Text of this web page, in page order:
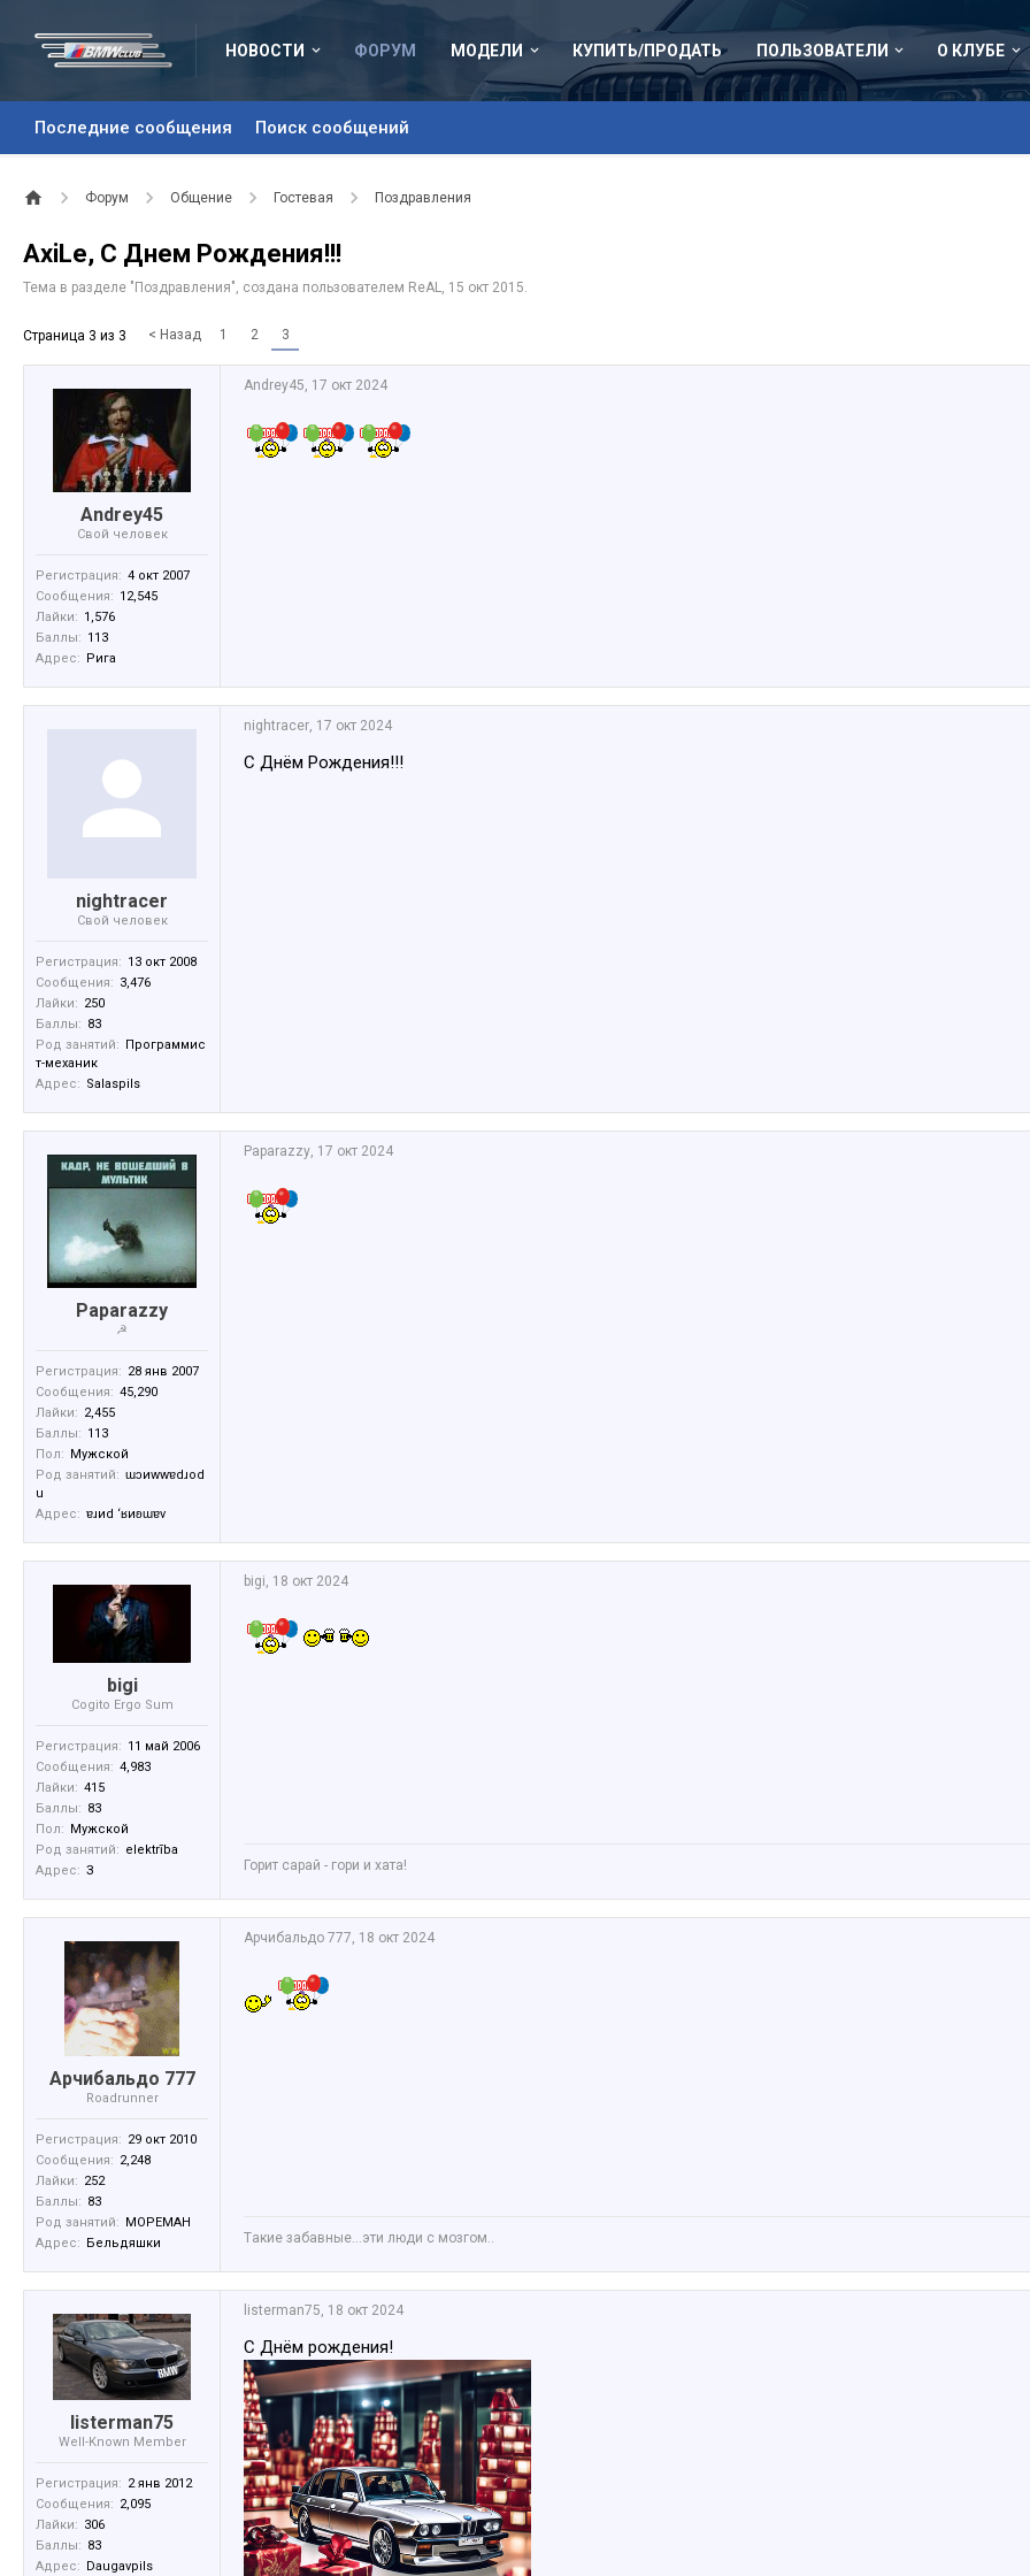
НОВОСТИ ФОРУМ
Последние сообщения Поиск сообщений
МОДЕЛИ КУПИТЬ/ПРОДАТЬ ПОЛЬЗОВАТЕЛИ О КЛУБЕ
Форум Общение Гостевая Поздравления
AxiLe, С Днем Рождения!!!
Тема в разделе " Поздравления", создана пользователем ReAL, 15 окт 2015.
Страница 3 из 3 < Назад 1 2 3
Andrey45
Свой человек
Регистрация: 4 окт 2007
Сообщения: 12,545
Лайки: 1,576
Баллы: 113
Адрес: Рига
Andrey45, 17 окт 2024
nightracer
Свой человек
Регистрация: 13 окт 2008
Сообщения: 3,476
Лайки: 250
Баллы: 83
Род занятий: Программис
т-механик
Адрес: Salaspils
nightracer, 17 окт 2024
С Днём Рождения!!!
Paparazzy
☭
Регистрация: 28 янв 2007
Сообщения: 45,290
Лайки: 2,455
Баллы: 113
Пол:
Мужской
Род занятий: ɯɔиwwɐdɹоd
u
Адрес: ɐɹиd ‘ʁиʚɯɐv
Paparazzy, 17 окт 2024
bigi
Cogito Ergo Sum
Регистрация: 11 май 2006
Сообщения: 4,983
Лайки: 415
Баллы: 83
Пол:
Мужской
Род занятий: elektrība
Адрес: З
bigi, 18 окт 2024
Горит сарай - гори и хата!
Арчибальдо 777
Roadrunner
Регистрация: 29 окт 2010
Сообщения: 2,248
Лайки: 252
Баллы: 83
Род занятий:
МОРЕМАН
Адрес:
Бельдяшки
Арчибальдо 777, 18 окт 2024
Tакие забавные...эти люди с мозгом..
listerman75
Well-Known Member
Регистрация: 2 янв 2012
Сообщения: 2,095
Лайки: 306
Баллы: 83
Адрес:
Daugavpils
listerman75, 18 окт 2024
С Днём рождения!